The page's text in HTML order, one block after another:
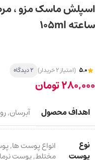
ساعته 105ml
5.0 (امتیاز 2 خریدار) 2 دیدگاه
280,000تومان
اهداف محصول آبرسان,
نوع
پوست
انواع پوست ها,
مختلط,پوست